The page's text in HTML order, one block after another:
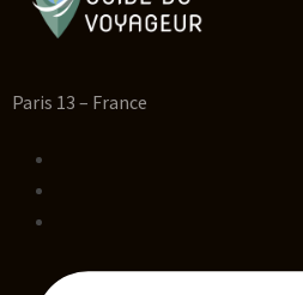
Paris 13 – France